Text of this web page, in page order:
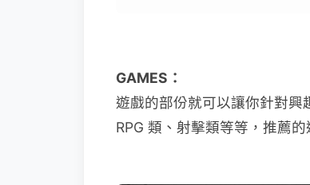
GAMES：
遊戲的部份就可以讓你針對興
RPG 類、射擊類等等，推薦